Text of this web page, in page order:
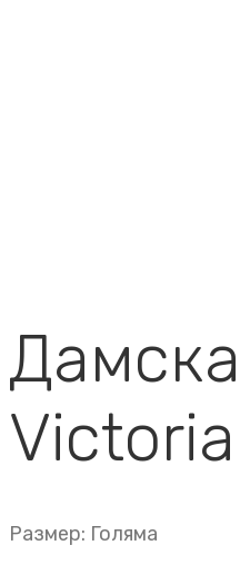
Размер: Голяма